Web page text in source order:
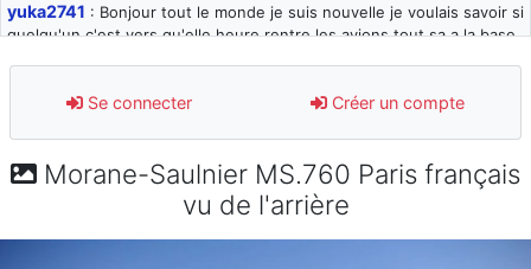
yuka2741 : Bonjour tout le monde je suis nouvelle je voulais savoir si
quelqu'un c'est vers qu'elle heure rentre les avions tout sa a la base
d9pouces: désolé pour les quelques blocages du site ces derniers
jours : je teste des méthodes contre le spam et les bots trop nocifs
paxwax : Super, la nouvelle bannière
Se connecter Créer un compte
Morane-Saulnier MS.760 Paris français
vu de l'arrière